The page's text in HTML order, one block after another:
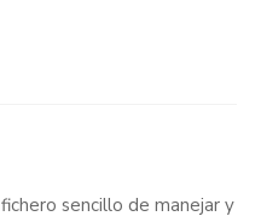
sencillo de manejar y